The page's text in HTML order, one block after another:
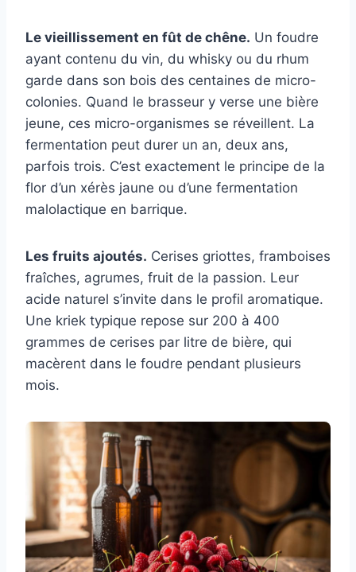
Le vieillissement en fût de chêne. Un foudre
ayant contenu du vin, du whisky ou du rhum
garde dans son bois des centaines de micro-
colonies. Quand le brasseur y verse une bière
jeune, ces micro-organismes se réveillent. La
fermentation peut durer un an, deux ans,
parfois trois. C’est exactement le principe de la
flor d’un xérès jaune ou d’une fermentation
malolactique en barrique.
Les fruits ajoutés. Cerises griottes, framboises
fraîches, agrumes, fruit de la passion. Leur
acide naturel s’invite dans le profil aromatique.
Une kriek typique repose sur 200 à 400
grammes de cerises par litre de bière, qui
macèrent dans le foudre pendant plusieurs
mois.